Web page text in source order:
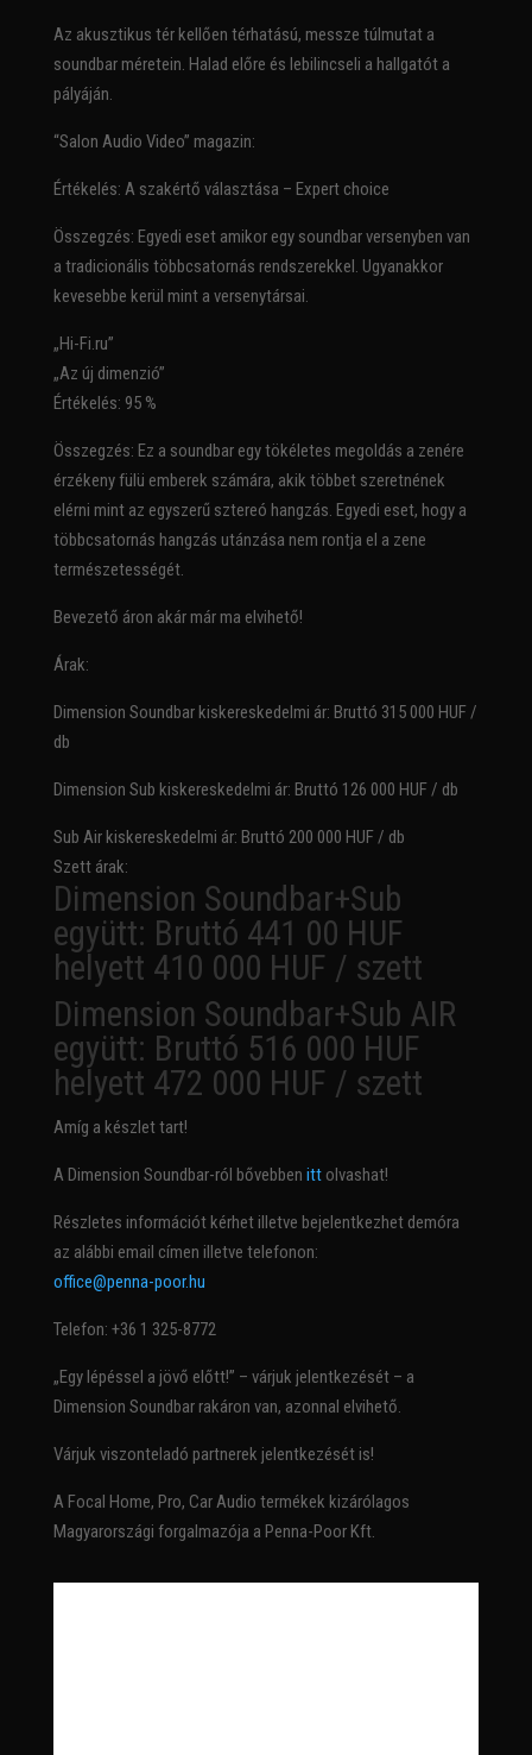
Az akusztikus tér kellően térhatású, messze túlmutat a
soundbar méretein. Halad előre és lebilincseli a hallgatót a
pályáján.
“Salon Audio Video” magazin:
Értékelés: A szakértő választása – Expert choice
Összegzés: Egyedi eset amikor egy soundbar versenyben van
a tradicionális többcsatornás rendszerekkel. Ugyanakkor
kevesebbe kerül mint a versenytársai.
„Hi-Fi.ru”
„Az új dimenzió”
Értékelés: 95 %
Összegzés: Ez a soundbar egy tökéletes megoldás a zenére
érzékeny fülü emberek számára, akik többet szeretnének
elérni mint az egyszerű sztereó hangzás. Egyedi eset, hogy a
többcsatornás hangzás utánzása nem rontja el a zene
természetességét.
Bevezető áron akár már ma elvihető!
Árak:
Dimension Soundbar kiskereskedelmi ár: Bruttó 315 000 HUF /
db
Dimension Sub kiskereskedelmi ár: Bruttó 126 000 HUF / db
Sub Air kiskereskedelmi ár: Bruttó 200 000 HUF / db
Szett árak:
Dimension Soundbar+Sub
együtt: Bruttó 441 00 HUF
helyett 410 000 HUF / szett
Dimension Soundbar+Sub AIR
együtt: Bruttó 516 000 HUF
helyett 472 000 HUF / szett
Amíg a készlet tart!
A Dimension Soundbar-ról bővebben ittolvashat!
Részletes információt kérhet illetve bejelentkezhet demóra
az alábbi email címen illetve telefonon:
office@penna-poor.hu
Telefon: +36 1 325-8772
„Egy lépéssel a jövő előtt!” – várjuk jelentkezését – a
Dimension Soundbar rakáron van, azonnal elvihető.
Várjuk viszonteladó partnerek jelentkezését is!
A Focal Home, Pro, Car Audio termékek kizárólagos
Magyarországi forgalmazója a Penna-Poor Kft.